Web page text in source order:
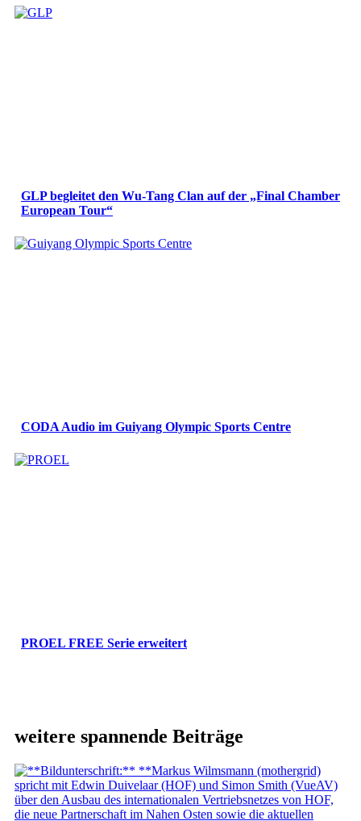
GLP begleitet den Wu-Tang Clan auf der „Final Chamber
European Tour“
CODA Audio im Guiyang Olympic Sports Centre
PROEL FREE Serie erweitert
weitere spannende Beiträge